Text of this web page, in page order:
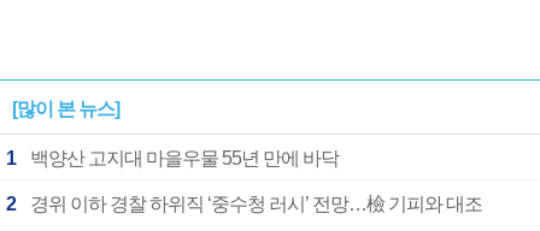
[많이 본 뉴스]
1 백양산 고지대 마을우물 55년 만에 바닥
2 경위 이하 경찰 하위직 ‘중수청 러시’ 전망…檢 기피와 대조